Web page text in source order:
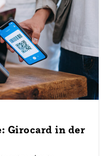
Girocard in der